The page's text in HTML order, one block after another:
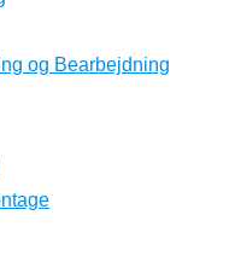
og Bearbejdning